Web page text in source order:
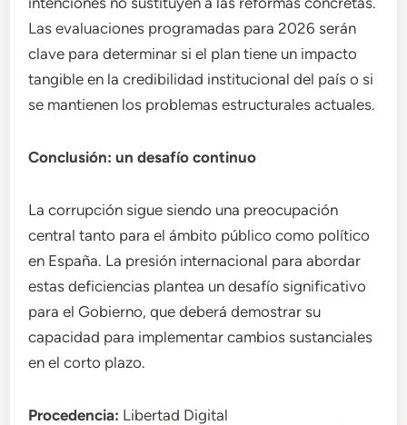
Las evaluaciones programadas para 2026 serán
clave para determinar si el plan tiene un impacto
tangible en la credibilidad institucional del país o si
se mantienen los problemas estructurales actuales.
Conclusión: un desafío continuo
La corrupción sigue siendo una preocupación
central tanto para el ámbito público como político
en España. La presión internacional para abordar
estas deficiencias plantea un desafío significativo
para el Gobierno, que deberá demostrar su
capacidad para implementar cambios sustanciales
en el corto plazo.
Procedencia: Libertad Digital